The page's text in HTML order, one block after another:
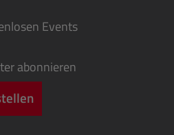
Events
abonnieren